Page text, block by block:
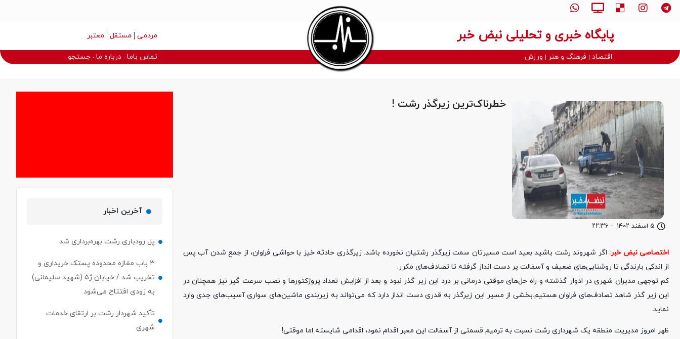
پایگاه خبری و تحلیلی نبض خبر مردمی مستقل معتبر
اقتصاد فرهنگ و هنر ورزش تماس باما درباره ما جستجو
۵ اسفند ۱۴۰۲ - ۲۲:۳۶
خطرناک‌ترین زیرگذر رشت !
اختصاصی نبض خبر:اگر شهروند رشت باشید بعید است مسیرتان سمت زیرگذر رشتیان نخورده باشد. زیرگذری حادثه خیز با حواشی فراوان، از جمع شدن آب پس
از اندکی بارندگی تا روشنایی‌های ضعیف و آسفالت پر دست انداز گرفته تا تصادف‌های مکرر.
کم توجهی مدیران شهری در ادوار گذشته و راه حل‌های موقتی درمانی بر درد این زیر گذر نبود و بعد از افزایش تعداد پروژکتور‌ها و نصب سرعت گیر نیز همچنان در
این زیر گذر شاهد تصادف‌های فراوان هستیم.بخشی از مسیر این زیرگذر به قدری دست انداز دارد که می‌تواند به زیر‌بندی ماشین‌های سواری آسیب‌های جدی وارد
نماید.
ظهر امروز مدیریت منطقه یک شهرداری رشت نسبت به ترمیم قسمتی از آسفالت این معبر اقدام نمود، اقدامی شایسته اما موقتی!
آخرین اخبار
پل رودباری رشت بهره‌برداری شد
۳ باب مغازه محدوده پستک خریداری و
تخریب شد / خیابان ژ۵ (شهید سلیمانی)
به زودی افتتاح می‌شود
تأکید شهردار رشت بر ارتقای خدمات
شهری